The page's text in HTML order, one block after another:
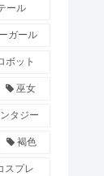
ール
ガール
ボット
巫女
タジー
褐色
スプレ